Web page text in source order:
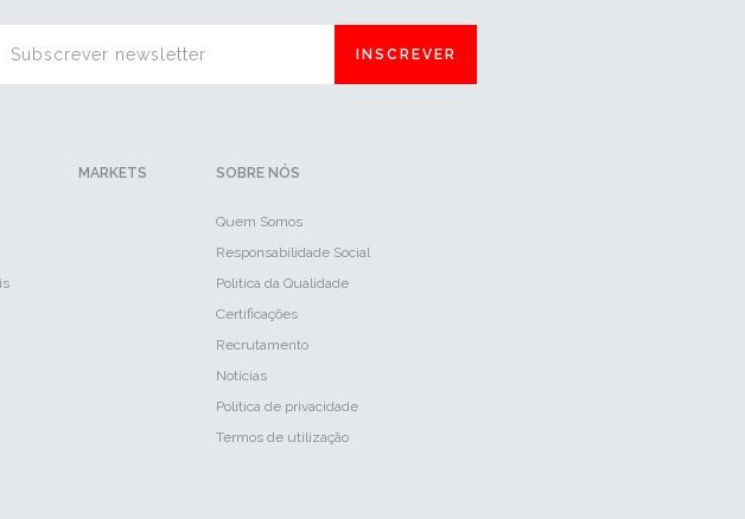
INSCREVER
MARKETS SOBRE NÓS
Quem Somos
Responsabilidade Social
Política da Qualidade
Certificações
Recrutamento
Notícias
Política de privacidade
Termos de utilização